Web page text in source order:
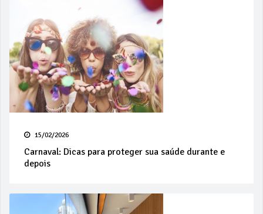
15/02/2026
Carnaval: Dicas para proteger sua saúde durante e
depois